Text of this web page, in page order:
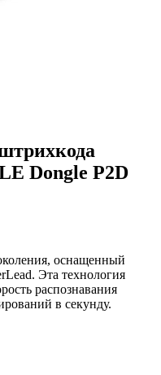
Dongle P2D
оснащенный
Эта технология
распознавания
в секунду.